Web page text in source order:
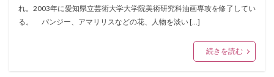
れ。2003年に愛知県立芸術大学大学院美術研究科油画専攻を修了してい
る。 パンジー、アマリリスなどの花、人物を淡い […]
続きを読む